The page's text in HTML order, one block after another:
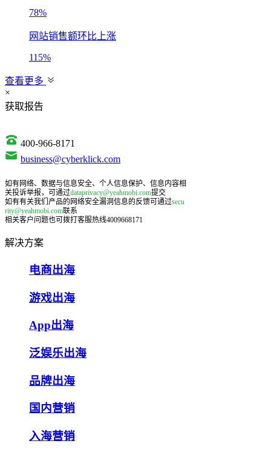
78%
网站销售额环比上涨
115%
查看更多
×
获取报告
400-966-8171
business@cyberklick.com
如有网络、数据与信息安全、个人信息保护、信息内容相
关投诉举报，可通过dataprivacy@yeahmobi.com提交
如有有关我们产品的网络安全漏洞信息的反馈可通过secu
rity@yeahmobi.com联系
相关客户问题也可拨打客服热线4009668171
解决方案
电商出海
游戏出海
App出海
泛娱乐出海
品牌出海
国内营销
入海营销